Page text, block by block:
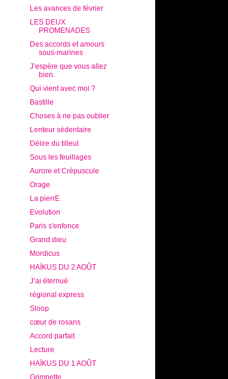
Les avances de février
LES DEUX
PROMENADES
Des accords et amours
sous-marines
J’espère que vous allez
bien.
Qui vient avec moi ?
Bastille
Choses à ne pas oublier
Lenteur sédentaire
Délire du tilleul
Sous les feuillages
Aurore et Crépuscule
Orage
La pierrE
Evolution
Paris s'enfonce
Grand dieu
Mordicus
HAÏKUS DU 2 AOÛT
J’ai éternué
régional express
Sloop
cœur de rosans
Accord parfait
Lecture
HAÏKUS DU 1 AOÛT